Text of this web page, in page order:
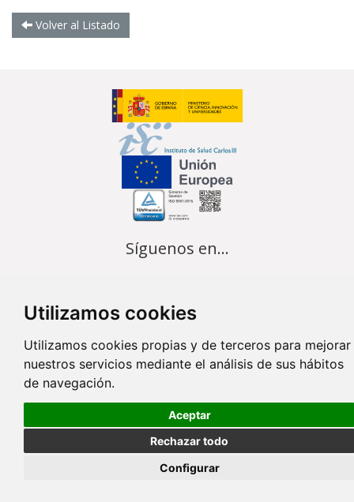
Utilizamos cookies
Utilizamos cookies propias y de terceros para mejorar
nuestros servicios mediante el análisis de sus hábitos
de navegación.
Aceptar
Rechazar todo
Configurar
Volver al Listado
Síguenos en...
Contacto
info@ciberisciii.es
© Copyright 2026 CIBER |
Portal de Transparencia
seguridad